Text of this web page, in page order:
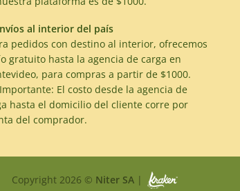
al interior del país
pedidos con destino al interior, ofrecemos
gratuito hasta la agencia de carga en
para compras a partir de $1000.
El costo desde la agencia de
hasta el domicilio del cliente corre por
del comprador.
Copyright 2026 © Niter SA|